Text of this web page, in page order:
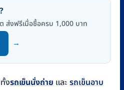
ส่งฟรีเมื่อซื้อครบ 1,000 บาท
→
งรถเข็นนั่งถ่าย และ รถเข็นอาบ